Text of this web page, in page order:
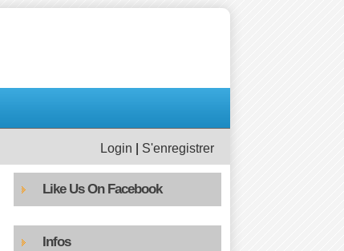
Login S'enregistrer
Like Us On Facebook
Infos